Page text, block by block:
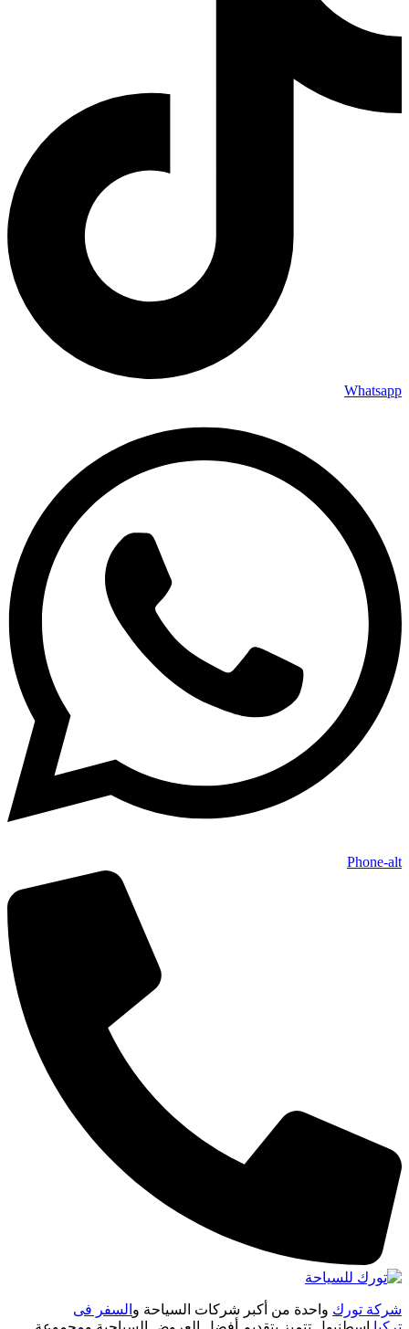
Whatsapp
Phone-alt
شركة تورك واحدة من أكبر شركات السياحة و السفر فى